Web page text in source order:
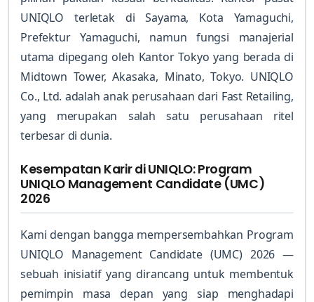
UNIQLO terletak di Sayama, Kota Yamaguchi,
Prefektur Yamaguchi, namun fungsi manajerial
utama dipegang oleh Kantor Tokyo yang berada di
Midtown Tower, Akasaka, Minato, Tokyo. UNIQLO
Co., Ltd. adalah anak perusahaan dari Fast Retailing,
yang merupakan salah satu perusahaan ritel
terbesar di dunia.
Kesempatan Karir di UNIQLO: Program
UNIQLO Management Candidate (UMC)
2026
Kami dengan bangga mempersembahkan Program
UNIQLO Management Candidate (UMC) 2026 —
sebuah inisiatif yang dirancang untuk membentuk
pemimpin masa depan yang siap menghadapi